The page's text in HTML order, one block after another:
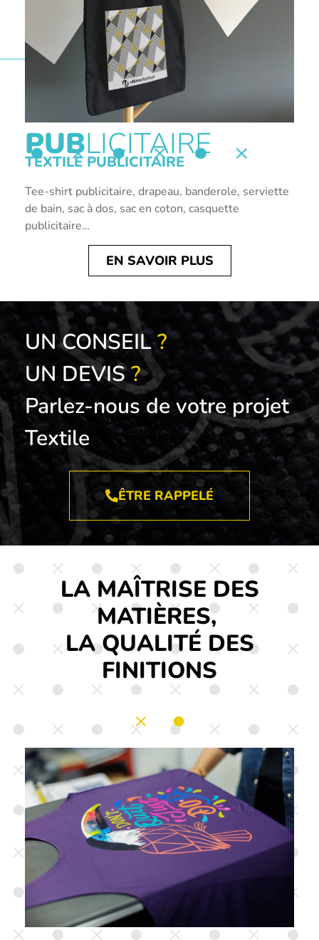
PUBLICITAIRE
TEXTILE PUBLICITAIRE
Tee-shirt publicitaire, drapeau, banderole, serviette
de bain, sac à dos, sac en coton, casquette
publicitaire…
EN SAVOIR PLUS
UN CONSEIL?
UN DEVIS?
Parlez-nous de votre projet
Textile
ÊTRE RAPPELÉ
LA MAÎTRISE DES
MATIÈRES,
LA QUALITÉ DES
FINITIONS